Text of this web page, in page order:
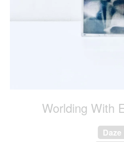
Worlding With
Daze